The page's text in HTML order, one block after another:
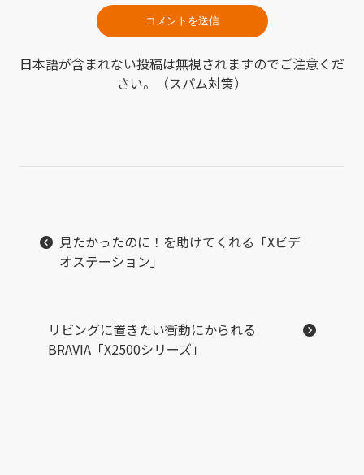
日本語が含まれない投稿は無視されますのでご注意くだ
さい。（スパム対策）
見たかったのに！を助けてくれる「Xビデ
オステーション」
リビングに置きたい衝動にかられる
BRAVIA「X2500シリーズ」